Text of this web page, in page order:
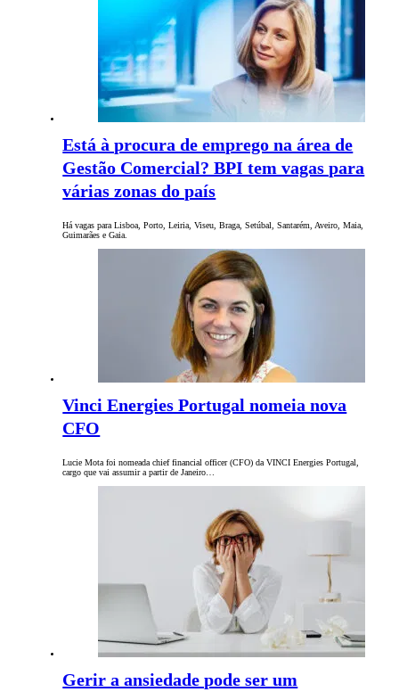
Está à procura de emprego na área de
Gestão Comercial? BPI tem vagas para
várias zonas do país
Há vagas para Lisboa, Porto, Leiria, Viseu, Braga, Setúbal, Santarém, Aveiro, Maia,
Guimarães e Gaia.
Vinci Energies Portugal nomeia nova
CFO
Lucie Mota foi nomeada chief financial officer (CFO) da VINCI Energies Portugal,
cargo que vai assumir a partir de Janeiro…
Gerir a ansiedade pode ser um